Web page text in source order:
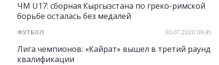
ЧМ U17: сборная Кыргызстана по греко-римской
борьбе осталась без медалей
ФУТБОЛ 30.07.2026 09:45
Лига чемпионов: «Кайрат» вышел в третий раунд
квалификации